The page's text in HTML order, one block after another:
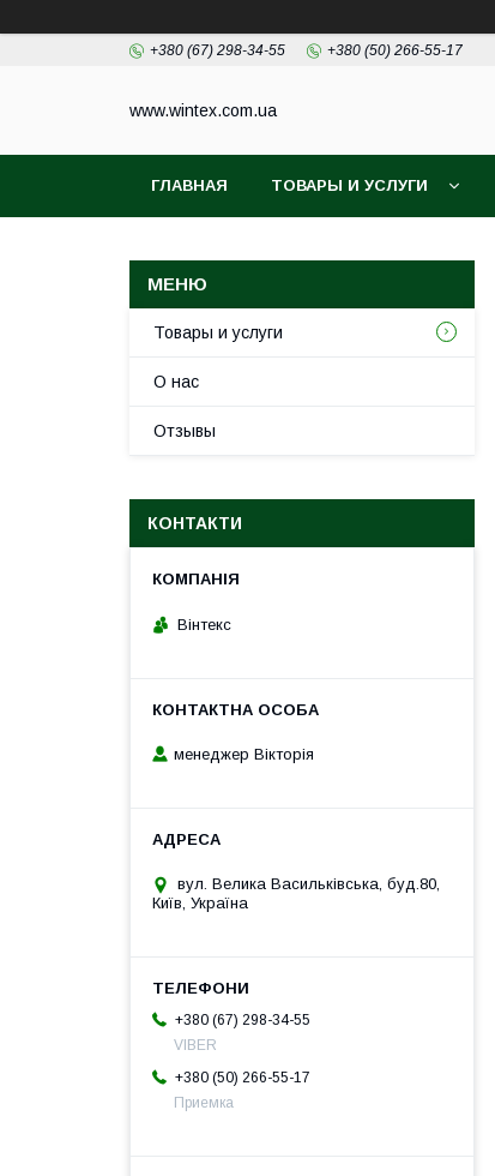
+380 (67) 298-34-55 +380 (50) 266-55-17
www.wintex.com.ua
ГЛАВНАЯ ТОВАРЫ И УСЛУГИ
Товары и услуги
О нас
Отзывы
КОНТАКТИ
Вінтекс
менеджер Вікторія
вул. Велика Васильківська, буд.80,
Київ, Україна
+380 (67) 298-34-55
VIBER
+380 (50) 266-55-17
Приемка